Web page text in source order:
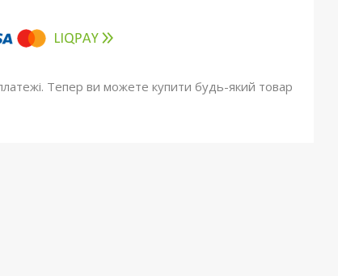
Тепер ви можете купити будь-який товар